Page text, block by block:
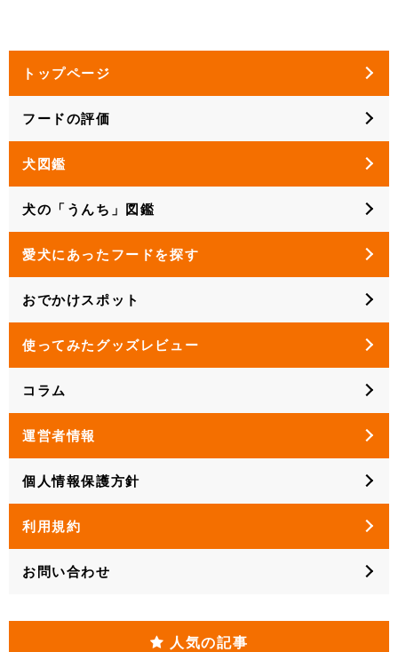
トップページ
フードの評価
犬図鑑
犬の「うんち」図鑑
愛犬にあったフードを探す
おでかけスポット
使ってみたグッズレビュー
コラム
運営者情報
個人情報保護方針
利用規約
お問い合わせ
人気の記事